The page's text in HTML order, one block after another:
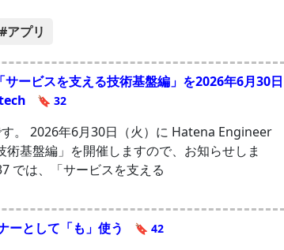
#アプリ
ービスを支える技術基盤編」を2026年6月30日
🔖 32
。 2026年6月30日（火）に Hatena Engineer
基盤編」を開催しますので、お知らせしま
では、「サービスを支える
ーとして「も」使う 🔖 42